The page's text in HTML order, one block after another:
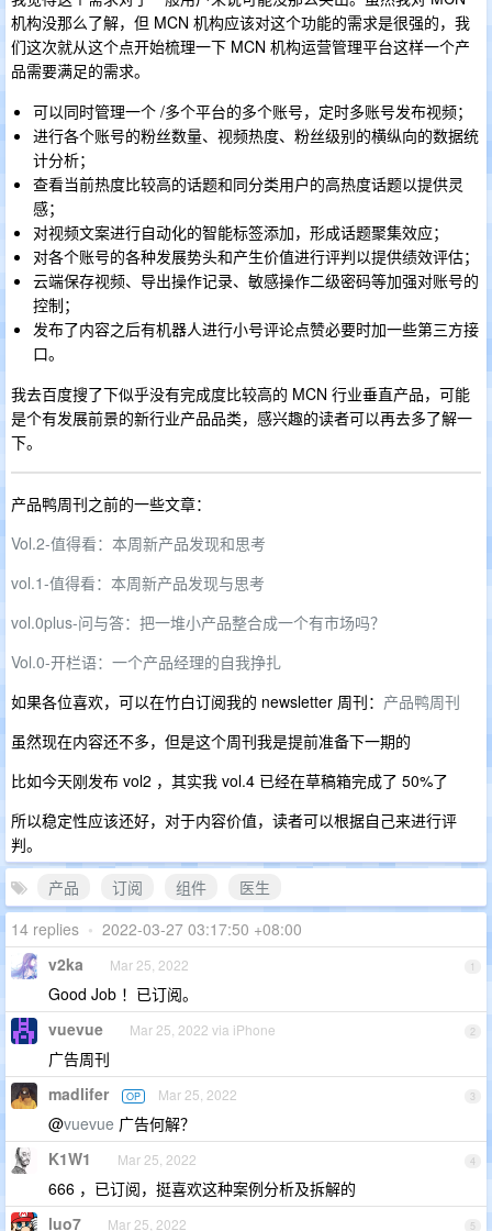
机构没那么了解，但 MCN 机构应该对这个功能的需求是很强的，我
们这次就从这个点开始梳理一下 MCN 机构运营管理平台这样一个产
品需要满足的需求。
可以同时管理一个 /多个平台的多个账号，定时多账号发布视频；
进行各个账号的粉丝数量、视频热度、粉丝级别的横纵向的数据统
计分析；
查看当前热度比较高的话题和同分类用户的高热度话题以提供灵
感；
对视频文案进行自动化的智能标签添加，形成话题聚集效应；
对各个账号的各种发展势头和产生价值进行评判以提供绩效评估；
云端保存视频、导出操作记录、敏感操作二级密码等加强对账号的
控制；
发布了内容之后有机器人进行小号评论点赞必要时加一些第三方接
口。
我去百度搜了下似乎没有完成度比较高的 MCN 行业垂直产品，可能
是个有发展前景的新行业产品品类，感兴趣的读者可以再去多了解一
下。
产品鸭周刊之前的一些文章：
Vol.2-值得看：本周新产品发现和思考
vol.1-值得看：本周新产品发现与思考
vol.0plus-问与答：把一堆小产品整合成一个有市场吗？
Vol.0-开栏语：一个产品经理的自我挣扎
如果各位喜欢，可以在竹白订阅我的 newsletter 周刊： 产品鸭周刊
虽然现在内容还不多，但是这个周刊我是提前准备下一期的
比如今天刚发布 vol2 ，其实我 vol.4 已经在草稿箱完成了 50%了
所以稳定性应该还好，对于内容价值，读者可以根据自己来进行评
判。
产品
订阅 组件
医生
14 replies • 2022-03-27 03:17:50 +08:00
1
v2ka Mar 25, 2022
Good Job ！已订阅。
2
vuevue Mar 25, 2022 via iPhone
广告周刊
3
madlifer OP Mar 25, 2022
@vuevue 广告何解？
4
K1W1 Mar 25, 2022
666 ，已订阅，挺喜欢这种案例分析及拆解的
5
luo7 Mar 25, 2022